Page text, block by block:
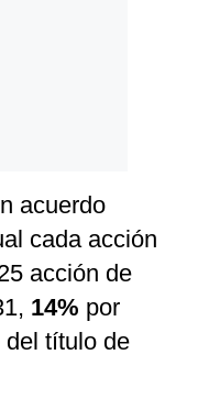
acuerdo
cada acción
acción de
14% por
del título de